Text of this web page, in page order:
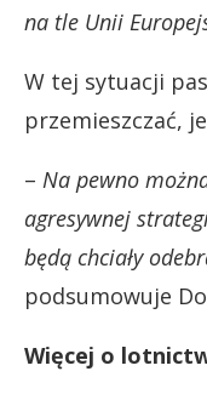
na tle Unii
W tej sytuacji
przemieszczać,
– Na pewno
agresywnej
będą chciały
podsumowuje
Więcej o